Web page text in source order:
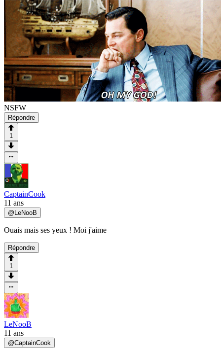
NSFW
Répondre
1
CaptainCook
11 ans
@LeNooB
Ouais mais ses yeux ! Moi j'aime
Répondre
1
LeNooB
11 ans
@CaptainCook